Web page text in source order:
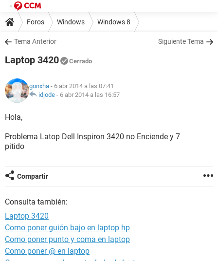
Foros Windows Windows 8
Tema Anterior Siguiente Tema
Laptop 3420 Cerrado
gonxha - 6 abr 2014 a las 07:41
idjode - 6 abr 2014 a las 16:57
Hola,
Problema Latop Dell Inspiron 3420 no Enciende y 7
pitido
Compartir
Consulta también:
Laptop 3420
Como poner guión bajo en laptop hp
Como poner punto y coma en laptop
Como poner @ en laptop